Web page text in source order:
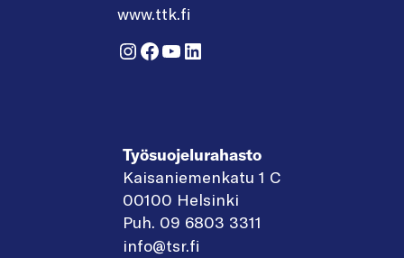
www.ttk.fi
Instagram
Facebook
YouTube
LinkedIn
Työsuojelurahasto
Kaisaniemenkatu 1 C
00100 Helsinki
Puh. 09 6803 3311
info@tsr.fi